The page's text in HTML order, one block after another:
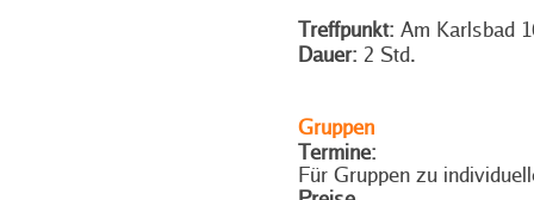
Treffpunkt: Am Karlsbad
Dauer: 2 Std.
Gruppen
Termine:
Für Gruppen zu